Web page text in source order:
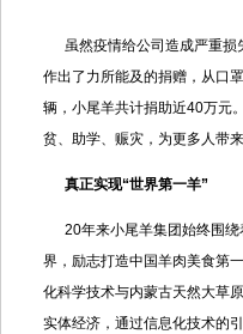
虽然疫情给公司造成严重损
作出了力所能及的捐赠，从口
辆，小尾羊共计捐助近40万元
贫、助学、赈灾，为更多人带来
真正实现“世界第一羊”
20年来小尾羊集团始终围绕
界，励志打造中国羊肉美食第
化科学技术与内蒙古天然大草
实体经济，通过信息化技术的